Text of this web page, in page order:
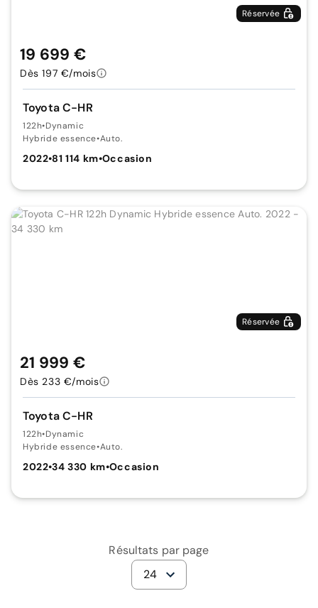
Réservée
Toyota C-HR
122h•Dynamic
Hybride essence•Auto.
2022•81 114 km•Occasion
19 699 €
Dès 197 €/mois
Réservée
Toyota C-HR
122h•Dynamic
Hybride essence•Auto.
2022•34 330 km•Occasion
21 999 €
Dès 233 €/mois
Résultats par page
24